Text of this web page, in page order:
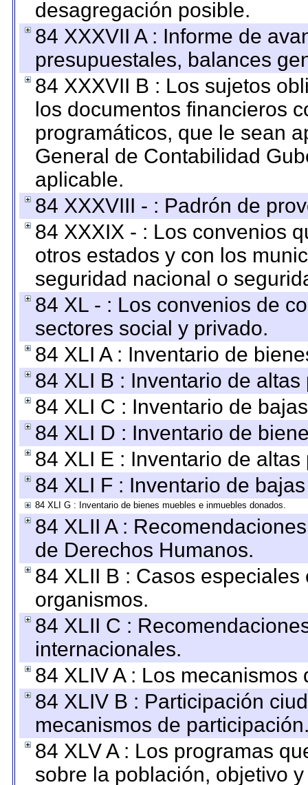
desagregación posible.
84 XXXVII A : Informe de
presupuestales, balances
84 XXXVII B : Los sujetos
los documentos financieros
programáticos, que le sean
General de Contabilidad
aplicable.
84 XXXVIII - : Padrón de
84 XXXIX - : Los convenios
otros estados y con los
seguridad nacional o
84 XL - : Los convenios de
sectores social y privado.
84 XLI A : Inventario de
84 XLI B : Inventario de
84 XLI C : Inventario de
84 XLI D : Inventario de
84 XLI E : Inventario de
84 XLI F : Inventario de
84 XLI G : Inventario de bienes muebles e inmuebles donados.
84 XLII A :
de Derechos Humanos.
84 XLII B : Casos
organismos.
84 XLII C :
internacionales.
84 XLIV A : Los
84 XLIV B : Participación
mecanismos de
84 XLV A : Los programas
sobre la población, objetivo